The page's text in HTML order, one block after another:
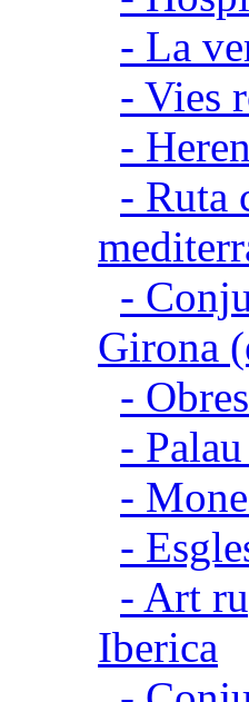
- La
- Vies
-
- Ruta
-
Girona
-
-
-
-
- Art
Iberica